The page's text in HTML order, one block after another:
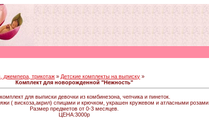
джемпера, трикотаж » Детские комплекты на выписку »
Комплект для новорожденной "Нежность"
для выписки девочки из комбинезона, чепчика и пинеток.
( вискоза,акрил) спицами и крючком, украшен кружевом и атласными розами.
Размер предметов от 0-3 месяцев.
ЦЕНА:3000р